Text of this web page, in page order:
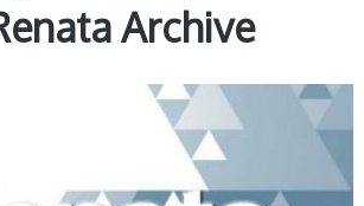
Archive